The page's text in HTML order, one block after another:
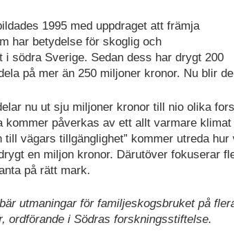
1995 med uppdraget att främja
har betydelse för skoglig och
södra Sverige. Sedan dess har drygt 200
på mer än 250 miljoner kronor. Nu blir
nu ut sju miljoner kronor till nio olika
kommer påverkas av ett allt varmare
till vägars tillgänglighet” kommer utreda
en miljon kronor. Därutöver fokuserar
på rätt mark.
utmaningar för familjeskogsbruket på
ordförande i Södras forskningsstiftelse.